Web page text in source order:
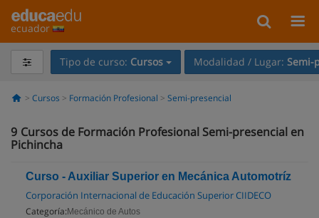
ecuador
Tipo de curso: Cursos Modalidad / Lugar: Semi-
Cursos Formación Profesional Semi-presencial
9 Cursos de Formación Profesional Semi-presencial en
Pichincha
Curso - Auxiliar Superior en Mecánica Automotríz
Corporación Internacional de Educación Superior CIIDECO
Categoría: Mecánico de Autos